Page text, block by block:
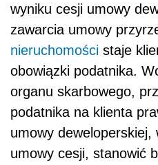
wyniku cesji umowy
zawarcia umowy
nieruchomości staje
obowiązki podatnika.
organu skarbowego,
podatnika na klienta
umowy deweloperskiej,
umowy cesji, stanowić